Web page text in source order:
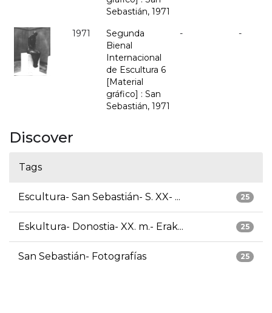
Sebastián, 1971
1971
Segunda
Bienal
Internacional
de Escultura 6
[Material
gráfico] : San
Sebastián, 1971
- -
Discover
Tags
25
Escultura- San Sebastián- S. XX- ...
25
Eskultura- Donostia- XX. m.- Erak...
25
San Sebastián- Fotografías